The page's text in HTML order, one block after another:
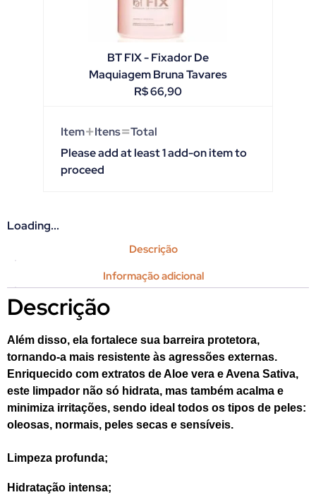
BT FIX - Fixador De
Maquiagem Bruna Tavares
R$66,90
Item+Itens=Total
Please add at least 1 add-on item to
proceed
Loading...
Descrição
Informação adicional
Descrição
Além disso, ela fortalece sua barreira protetora,
tornando-a mais resistente às agressões externas.
Enriquecido com extratos de Aloe vera e Avena Sativa,
este limpador não só hidrata, mas também acalma e
minimiza irritações, sendo ideal todos os tipos de peles:
oleosas, normais, peles secas e sensíveis.
Limpeza profunda;
Hidratação intensa;